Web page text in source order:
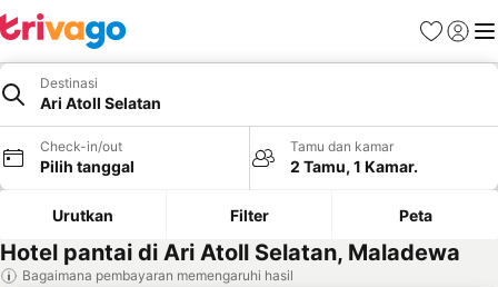
FavoritLogin
Destinasi
Ari Atoll Selatan
Check-in/out
Pilih tanggal
Tamu dan kamar
2 Tamu, 1 Kamar.
Urutkan Filter Peta
Hotel pantai di Ari Atoll Selatan, Maladewa
Bagaimana pembayaran memengaruhi hasil